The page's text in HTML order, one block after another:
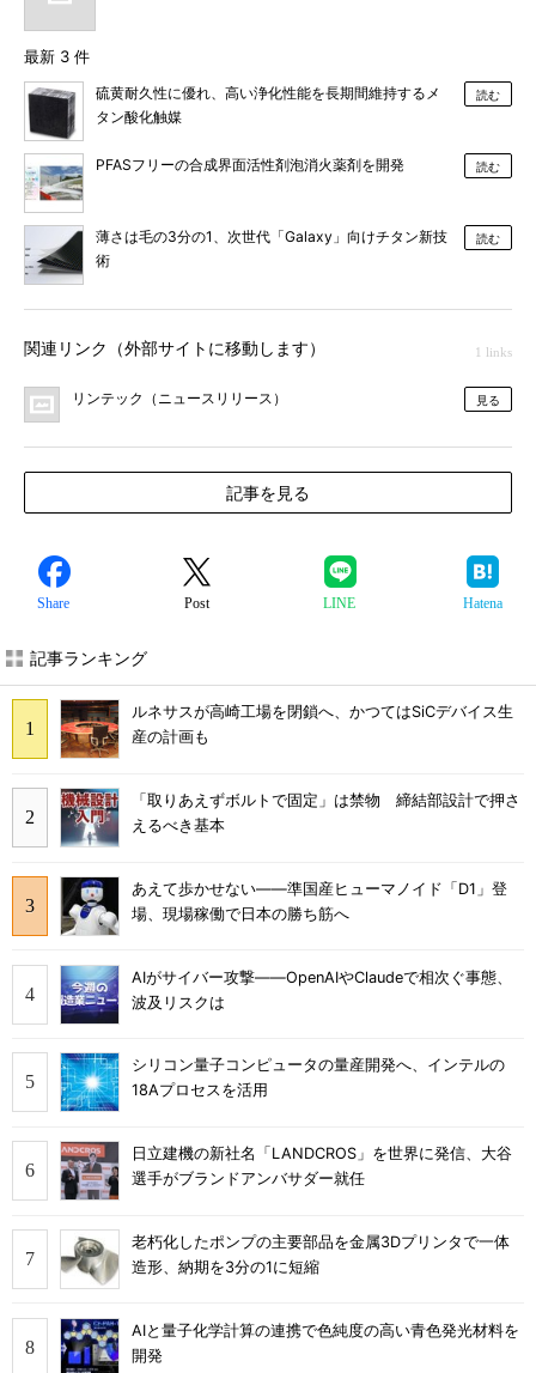
最新 3 件
硫黄耐久性に優れ、高い浄化性能を長期間維持するメ
タン酸化触媒
読む
PFASフリーの合成界面活性剤泡消火薬剤を開発 読む
薄さは毛の3分の1、次世代「Galaxy」向けチタン新技
術
読む
関連リンク（外部サイトに移動します） 1 links
リンテック（ニュースリリース） 見る
記事を見る
Share Post LINE Hatena
記事ランキング
ルネサスが高崎工場を閉鎖へ、かつてはSiCデバイス生
産の計画も
「取りあえずボルトで固定」は禁物 締結部設計で押さ
えるべき基本
あえて歩かせない――準国産ヒューマノイド「D1」登
場、現場稼働で日本の勝ち筋へ
AIがサイバー攻撃――OpenAIやClaudeで相次ぐ事態、
波及リスクは
シリコン量子コンピュータの量産開発へ、インテルの
18Aプロセスを活用
日立建機の新社名「LANDCROS」を世界に発信、大谷
選手がブランドアンバサダー就任
老朽化したポンプの主要部品を金属3Dプリンタで一体
造形、納期を3分の1に短縮
AIと量子化学計算の連携で色純度の高い青色発光材料を
開発